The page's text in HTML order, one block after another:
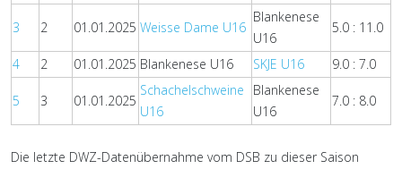
3 2 01.01.2025 Weisse Dame U16
Blankenese
U16
5.0 : 11.0
4 2 01.01.2025 Blankenese U16 SKJE U16 9.0 : 7.0
5 3 01.01.2025
Schachelschweine
U16
Blankenese
U16
7.0 : 8.0
Die letzte DWZ-Datenübernahme vom DSB zu dieser Saison